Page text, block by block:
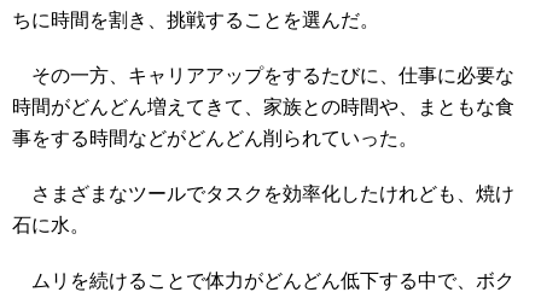
ちに時間を割き、挑戦することを選んだ。
その一方、キャリアアップをするたびに、仕事に必要な
時間がどんどん増えてきて、家族との時間や、まともな食
事をする時間などがどんどん削られていった。
さまざまなツールでタスクを効率化したけれども、焼け
石に水。
ムリを続けることで体力がどんどん低下する中で、ボク